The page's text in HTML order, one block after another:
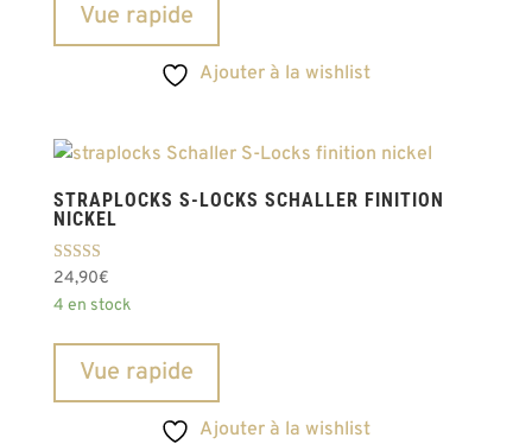
Vue rapide
Ajouter à la wishlist
STRAPLOCKS S-LOCKS SCHALLER FINITION
NICKEL
Note
sur 5
24,90€
4 en stock
Vue rapide
Ajouter à la wishlist